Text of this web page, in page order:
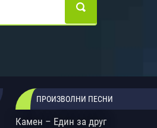
ПРОИЗВОЛНИ ПЕСНИ
Камен – Един за друг